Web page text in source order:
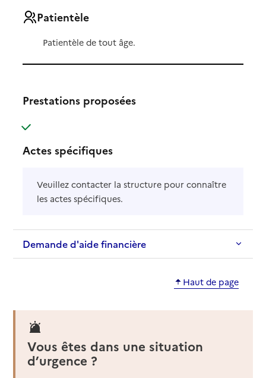
Patientèle
Patientèle de tout âge.
Prestations proposées
: disponible
: non disponible
Actes spécifiques
Veuillez contacter la structure pour connaître
les actes spécifiques.
Demande d'aide financière
Haut de page
Vous êtes dans une situation
d’urgence ?